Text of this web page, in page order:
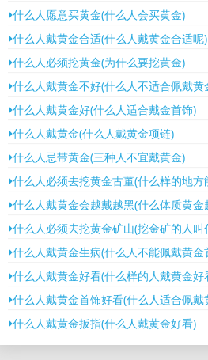
什么人愿意买黄金(什么人会买黄金)
什么人戴黄金合适(什么人戴黄金合适呢)
什么人必须挖黄金(为什么要挖黄金)
什么人戴黄金不好(什么人不适合佩戴黄
什么人戴黄金好(什么人适合戴金首饰)
什么人戴黄金(什么人戴黄金项链)
什么人忌带黄金(三种人不宜戴黄金)
什么人必须去挖黄金古董(什么样的地方
什么人戴黄金会越戴越黑(什么体质黄金
什么人必须去挖黄金矿山(挖金矿的人叫
什么人戴黄金生病(什么人不能佩戴黄金
什么人戴黄金好看(什么样的人戴黄金好
什么人戴黄金首饰好看(什么人适合佩戴
什么人戴黄金扳指(什么人戴黄金好看)